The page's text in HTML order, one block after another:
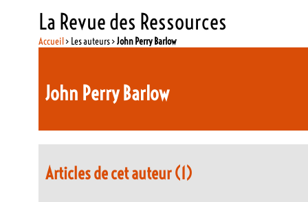
La Revue des Ressources
Accueil> Les auteurs >John Perry Barlow
John Perry Barlow
Articles de cet auteur (1)